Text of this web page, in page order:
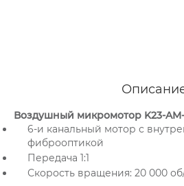
Воздушный микромотор K23-AM-
6-и канальный мотор с
фиброоптикой
Передача 1:1
Скорость вращения: 20 000